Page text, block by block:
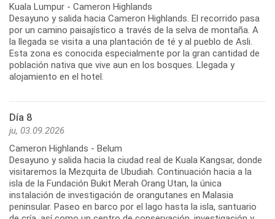
Kuala Lumpur - Cameron Highlands
Desayuno y salida hacia Cameron Highlands. El recorrido pasa
por un camino paisajístico a través de la selva de montaña. A
la llegada se visita a una plantación de té y al pueblo de Asli.
Esta zona es conocida especialmente por la gran cantidad de
población nativa que vive aun en los bosques. Llegada y
alojamiento en el hotel.
Día 8
ju, 03.09.2026
Cameron Highlands - Belum
Desayuno y salida hacia la ciudad real de Kuala Kangsar, donde
visitaremos la Mezquita de Ubudiah. Continuación hacia a la
isla de la Fundación Bukit Merah Orang Utan, la única
instalación de investigación de orangutanes en Malasia
peninsular. Paseo en barco por el lago hasta la isla, santuario